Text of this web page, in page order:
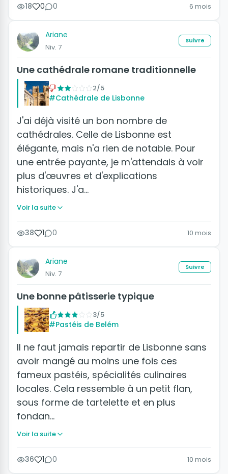
18 0 0 6 mois
Ariane
Niv. 7
Suivre
Une cathédrale romane traditionnelle
2/5
#Cathédrale de Lisbonne
J'ai déjà visité un bon nombre de
cathédrales. Celle de Lisbonne est
élégante, mais n'a rien de notable. Pour
une entrée payante, je m'attendais à voir
plus d'œuvres et d'explications
historiques. J'a…
Voir la suite
38 1 0 10 mois
Ariane
Niv. 7
Suivre
Une bonne pâtisserie typique
3/5
#Pastéis de Belém
Il ne faut jamais repartir de Lisbonne sans
avoir mangé au moins une fois ces
fameux pastéis, spécialités culinaires
locales. Cela ressemble à un petit flan,
sous forme de tartelette et en plus
fondan…
Voir la suite
36 1 0 10 mois